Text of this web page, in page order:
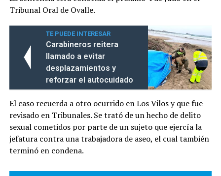
Tribunal Oral de Ovalle.
TE PUEDE INTERESAR
Carabineros reitera
llamado a evitar
desplazamientos y
reforzar el autocuidado
El caso recuerda a otro ocurrido en Los Vilos y que fue
revisado en Tribunales. Se trató de un hecho de delito
sexual cometidos por parte de un sujeto que ejercía la
jefatura contra una trabajadora de aseo, el cual también
terminó en condena.